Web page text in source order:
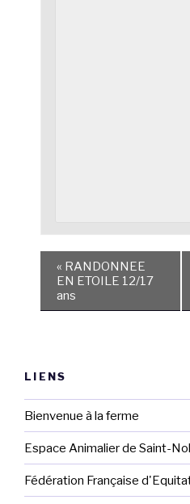
« RANDONNEE
EN ETOILE 12/17
ans
LIENS
Bienvenue à la ferme
Espace Animalier de Saint-
Fédération Française